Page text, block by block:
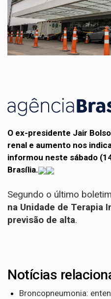
O ex-presidente Jair
renal e aumento nos
informou neste sábado
Brasília.
Segundo o último
na Unidade de Terapia
previsão de alta.
Notícias
Broncopneumonia: